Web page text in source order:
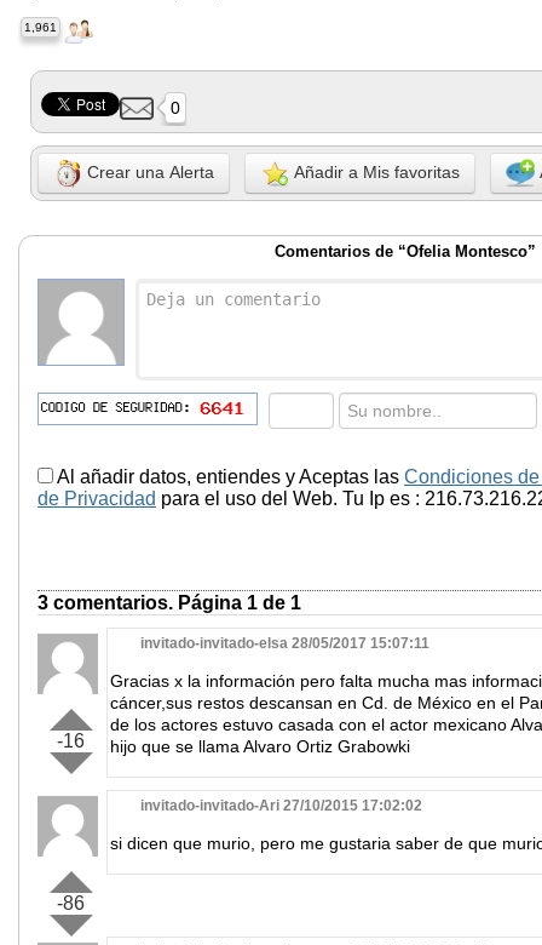
1,961
0
Crear una Alerta Añadir a Mis favoritas
Comentarios de “Ofelia Montesco”
Al añadir datos, entiendes y Aceptas las Condiciones
de Privacidad para el uso del Web. Tu Ip es :
3 comentarios. Página 1 de 1
-16
invitado-invitado-elsa 28/05/2017 15:07:11
Gracias x la información pero falta mucha mas
cáncer,sus restos descansan en Cd. de México en el
de los actores estuvo casada con el actor mexicano
hijo que se llama Alvaro Ortiz Grabowki
-86
invitado-invitado-Ari 27/10/2015 17:02:02
si dicen que murio, pero me gustaria saber de que